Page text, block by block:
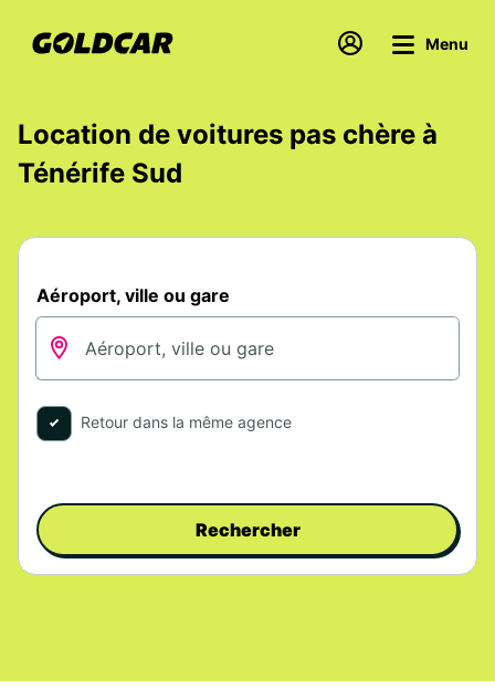
Menu
Location de voitures pas chère à
Ténérife Sud
Aéroport, ville ou gare
Retour dans la même agence
Rechercher